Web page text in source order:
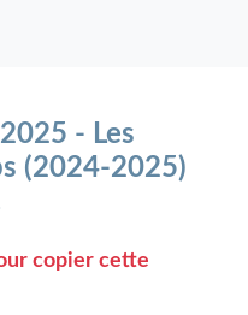
- Les
(2024-2025)
copier cette